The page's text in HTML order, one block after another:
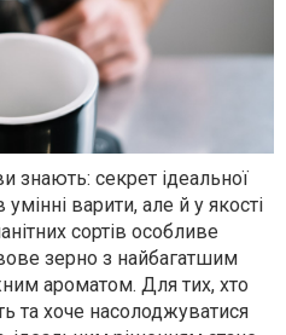
знають: секрет ідеальної
варити, але й у якості
сортів особливе
зерно з найбагатшим
ароматом. Для тих, хто
та хоче насолоджуватися